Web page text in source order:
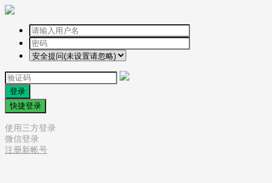
登录
快捷登录
使用三方登录
微信登录
注册新帐号